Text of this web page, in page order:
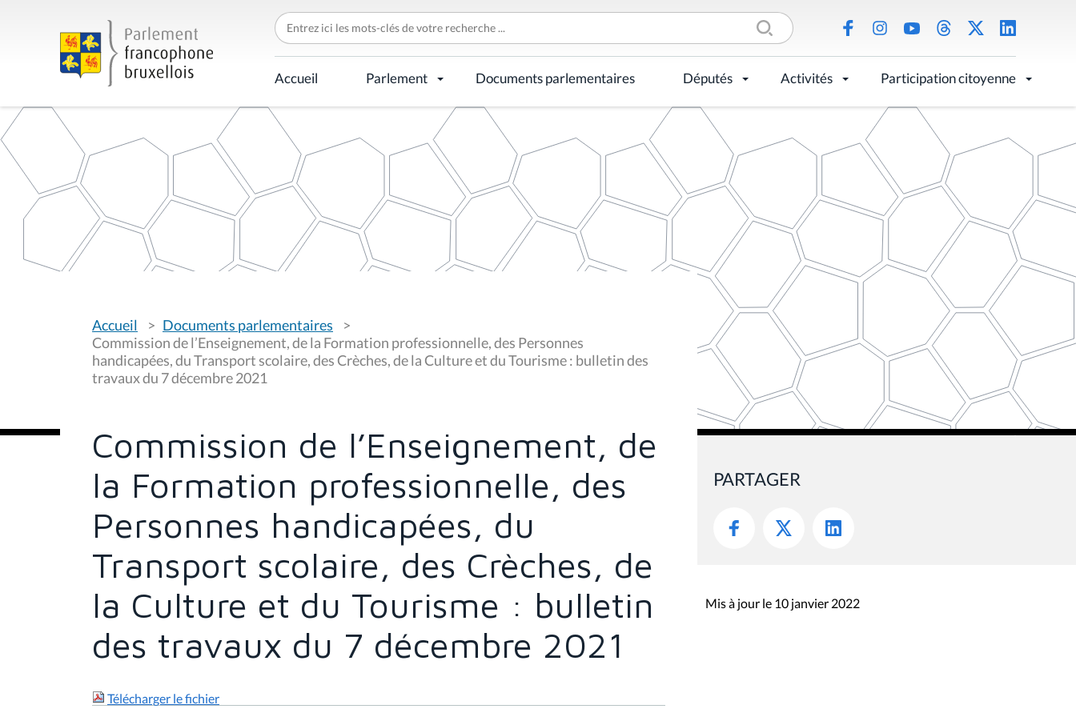
C
h
e
r
c
h
r
p
Accueil Parlement Documents parlementaires Députés Activités Participation citoyenne
o
u
s
ê
t
i
Accueil
Documents parlementaires
Commission de l’Enseignement, de la Formation professionnelle, des Personnes
handicapées, du Transport scolaire, des Crèches, de la Culture et du Tourisme : bulletin des
travaux du 7 décembre 2021
Commission de l’Enseignement, de
la Formation professionnelle, des
Personnes handicapées, du
Transport scolaire, des Crèches, de
la Culture et du Tourisme : bulletin
des travaux du 7 décembre 2021
Télécharger le fichier
PARTAGER
Mis à jour le 10 janvier 2022